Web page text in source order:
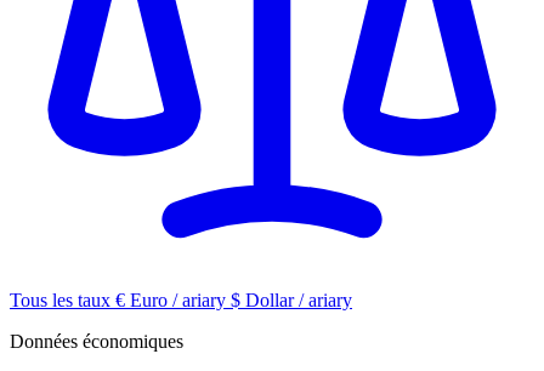
Tous les taux € Euro / ariary $ Dollar / ariary
Données économiques